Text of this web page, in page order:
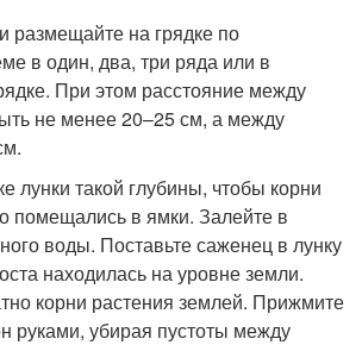
размещайте на грядке по
в один, два, три ряда или в
При этом расстояние между
не менее 20–25 см, а между
лунки такой глубины, чтобы корни
помещались в ямки. Залейте в
воды. Поставьте саженец в лунку
находилась на уровне земли.
корни растения землей. Прижмите
руками, убирая пустоты между